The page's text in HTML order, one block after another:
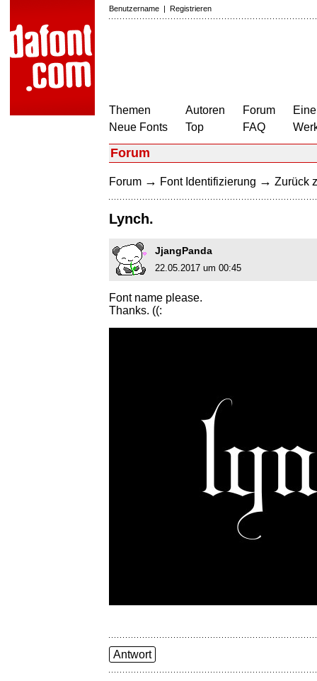
Benutzername | Registrieren
Themen
Neue Fonts
Autoren
Top
Forum
FAQ
Forum
Forum → Font Identifizierung → Zurück
Lynch.
JjangPanda
22.05.2017 um 00:45
Font name please.
Thanks. ((:
Antwort